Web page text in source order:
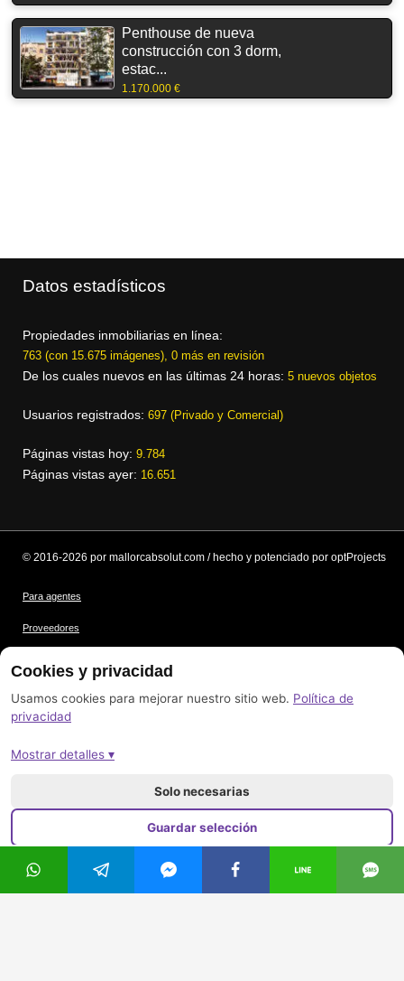
Penthouse de nueva
construcción con 3 dorm,
estac...
1.170.000 €
Datos estadísticos
Propiedades inmobiliarias en línea:
763 (con 15.675 imágenes), 0 más en revisión
De los cuales nuevos en las últimas 24 horas: 5 nuevos objetos
Usuarios registrados: 697 (Privado y Comercial)
Páginas vistas hoy: 9.784
Páginas vistas ayer: 16.651
© 2016-2026 por mallorcabsolut.com / hecho y potenciado por optProjects
Para agentes
Proveedores
Créditos de las imágenes
Pie de imprenta
Cookies y privacidad
Usamos cookies para mejorar nuestro sitio web. Política de
privacidad
Mostrar detalles ▾
Solo necesarias
Guardar selección
Aceptar todo